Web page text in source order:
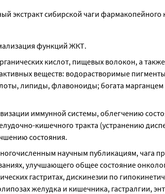
экстракт сибирской чаги фармакопейного
функций ЖКТ.
кислот, пищевых волокон, а
веществ: водорастворимые
липиды, флавоноиды; богата
иммунной системы, облегчению
кишечного тракта (устранению
состояния.
научным публикациям, чага
улучшающего общее состояние
гастритах, дискинезии по
желудка и кишечника, гастралгии,